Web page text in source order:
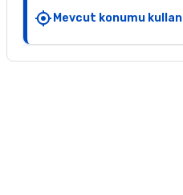
Mevcut konumu kullan